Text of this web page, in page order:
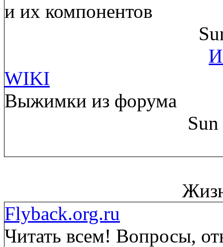
и их компонентов
WIKI
Выжимки из форума
Flyback.org.ru
Читать всем! Вопросы,